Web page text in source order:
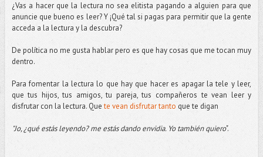
¿Vas a hacer que la lectura no sea elitista pagando a alguien para que
anuncie que bueno es leer? Y ¡Qué tal si pagas para permitir que la gente
acceda a la lectura y la descubra?
De política no me gusta hablar pero es que hay cosas que me tocan muy
dentro.
Para fomentar la lectura lo que hay que hacer es apagar la tele y leer,
que tus hijos, tus amigos, tu pareja, tus compañeros te vean leer y
disfrutar con la lectura. Quete vean disfrutar tanto que te digan
"Jo, ¿qué estás leyendo? me estás dando envidia. Yo también quiero".